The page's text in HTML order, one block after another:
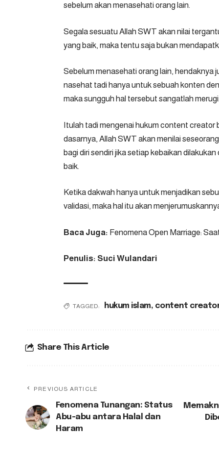
sebelum akan menasehati orang lain.
Segala sesuatu Allah SWT akan nilai
yang baik, maka tentu saja bukan
Sebelum menasehati orang lain, hendaknya
nasehat tadi hanya untuk sebuah konten
maka sungguh hal tersebut sangatlah
Itulah tadi mengenai hukum content creator
dasarnya, Allah SWT akan menilai
bagi diri sendiri jika setiap kebaikan
baik.
Ketika dakwah hanya untuk menjadikan
validasi, maka hal itu akan
Baca Juga: Fenomena Open Marriage:
Penulis: Suci Wulandari
TAGGED: hukum islam, content creator
Share This Article
PREVIOUS ARTICLE
Fenomena Tunangan: Status
Abu-abu antara Halal dan
Haram